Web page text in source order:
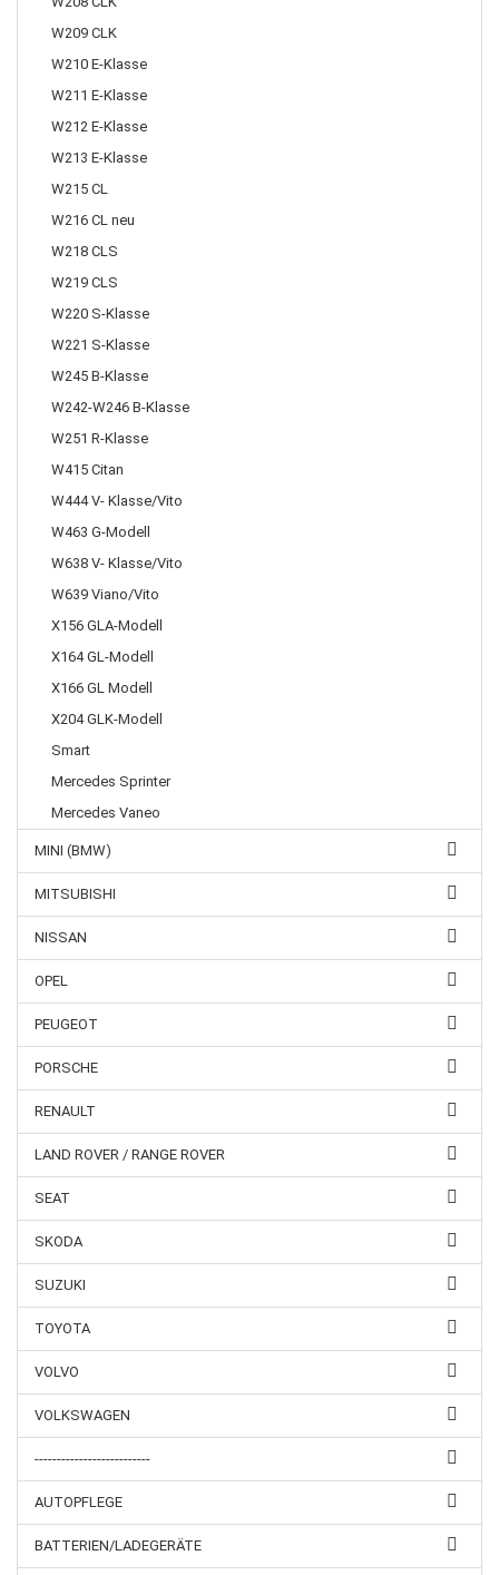
W209 CLK
W210 E-Klasse
W211 E-Klasse
W212 E-Klasse
W213 E-Klasse
W215 CL
W216 CL neu
W218 CLS
W219 CLS
W220 S-Klasse
W221 S-Klasse
W245 B-Klasse
W242-W246 B-Klasse
W251 R-Klasse
W415 Citan
W444 V- Klasse/Vito
W463 G-Modell
W638 V- Klasse/Vito
W639 Viano/Vito
X156 GLA-Modell
X164 GL-Modell
X166 GL Modell
X204 GLK-Modell
Smart
Mercedes Sprinter
Mercedes Vaneo
MINI (BMW)
MITSUBISHI
NISSAN
OPEL
PEUGEOT
PORSCHE
RENAULT
LAND ROVER / RANGE ROVER
SEAT
SKODA
SUZUKI
TOYOTA
VOLVO
VOLKSWAGEN
--------------------------
AUTOPFLEGE
BATTERIEN/LADEGERÄTE